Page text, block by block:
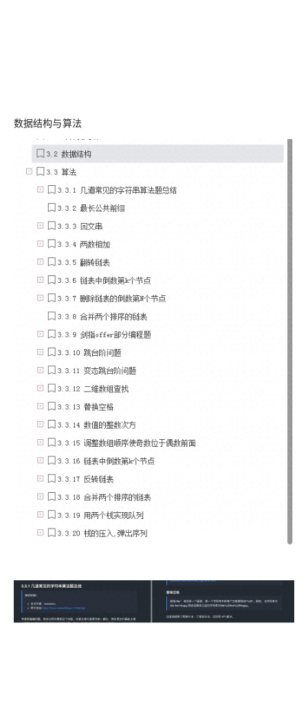
数据结构与算法